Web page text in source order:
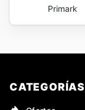
Primark
CATEGORÍAS